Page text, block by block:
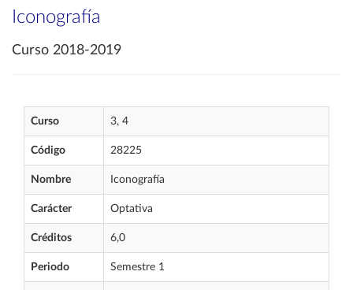
Iconografía
Curso 2018-2019
Curso 3, 4
Código 28225
Nombre Iconografía
Carácter Optativa
Créditos 6,0
Periodo Semestre 1